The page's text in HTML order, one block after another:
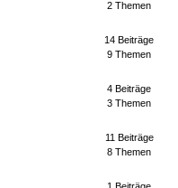
2 Themen
14 Beiträge
9 Themen
4 Beiträge
3 Themen
11 Beiträge
8 Themen